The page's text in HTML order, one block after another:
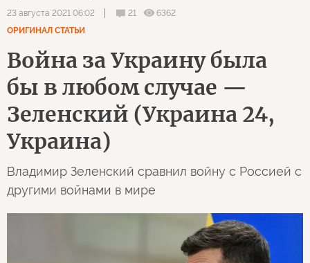
23 августа 2021 06:02 21
6362
ОРИГИНАЛ СТАТЬИ
Война за Украину была
бы в любом случае —
Зеленский (Украина 24,
Украина)
Владимир Зеленский сравнил войну с Россией с
другими войнами в мире